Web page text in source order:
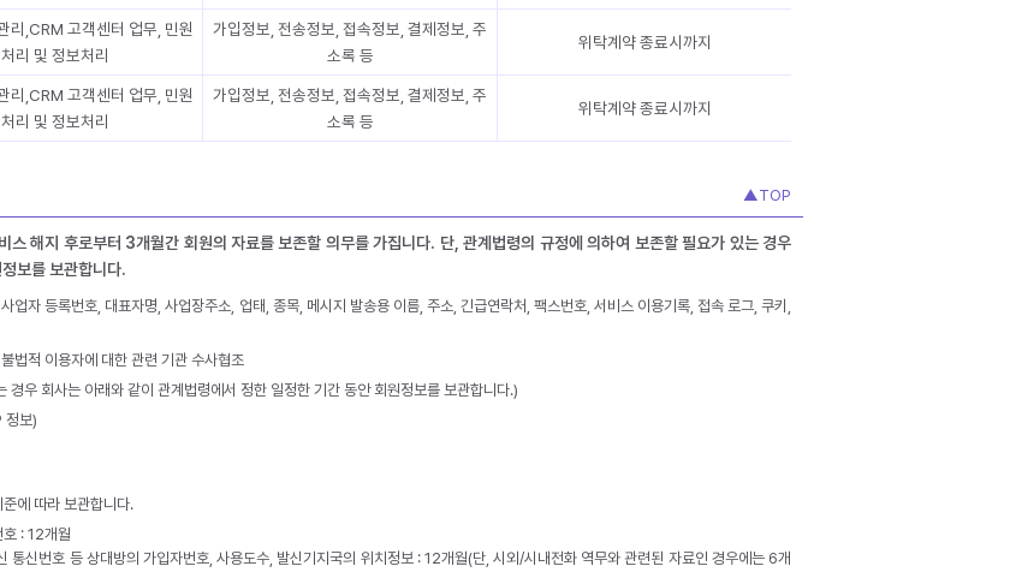
리,CRM 고객센터 업무, 민원
처리 및 정보처리
가입정보, 전송정보, 접속정보, 결제정보, 주
소록 등
위탁계약 종료시까지
리,CRM 고객센터 업무, 민원
처리 및 정보처리
가입정보, 전송정보, 접속정보, 결제정보, 주
소록 등
위탁계약 종료시까지
▲TOP
해지 후로부터 3개월간 회원의 자료를 보존할 의무를 가집니다. 단, 관계법령의 규정에 의하여 보존할 필요가 있는 경우
보를 보관합니다.
업자 등록번호, 대표자명, 사업장주소, 업태, 종목, 메시지 발송용 이름, 주소, 긴급연락처, 팩스번호, 서비스 이용기록, 접속 로그, 쿠키,
법적 이용자에 대한 관련 기관 수사협조
우 회사는 아래와 같이 관계법령에서 정한 일정한 기간 동안 회원정보를 보관합니다.)
정보)
에 따라 보관합니다.
호 : 12개월
통신번호 등 상대방의 가입자번호, 사용도수, 발신기지국의 위치정보 : 12개월(단, 시외/시내전화 역무와 관련된 자료인 경우에는 6개